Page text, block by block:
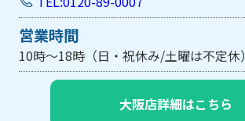
営業時間
10時～18時（日・祝休み/土曜は不定休）
大阪店詳細はこちら